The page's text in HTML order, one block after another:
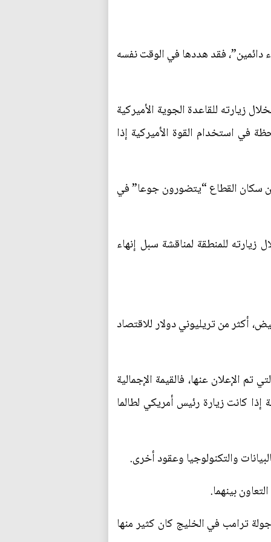
دائمين”، فقد هددها في الوقت نفسه
زيارته للقاعدة الجوية الأميركية
في استخدام القوة الأميركية إذا
إن سكان القطاع “يتضورون جوعا” في
للمنطقة لمناقشة سبل إنهاء
أكثر من تريليوني دولار للاقتصاد
الإعلان عنها، فالقيمة الإجمالية
إذا كانت زيارة رئيس أمريكي لطالما
والتكنولوجيا وعقود أخرى.
بينهما.
التي تصل قيمتها إلى 549 مليار دولار في أثناء جولة ترامب في الخليج كان كثير منها